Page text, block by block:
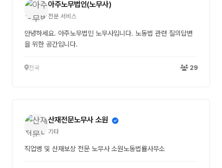
아주노무법인(노무사)
전문 서비스
안녕하세요. 아주노무법인 노무사입니다. 노동법 관련 질의답변
을 위한 공간입니다.
전국 29
산재전문노무사 소원
기타
직업병 및 산재보상 전문 노무사 소원노동법률사무소